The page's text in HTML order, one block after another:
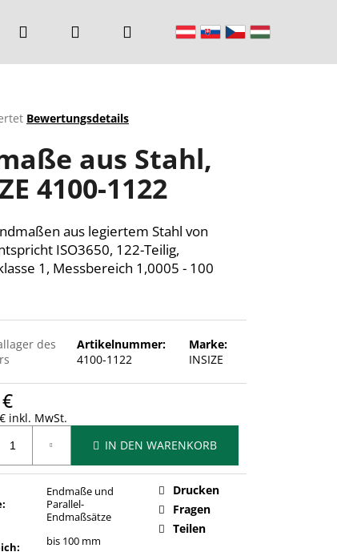
Suchen Warenkorb
Bewertungsdetails
aus Stahl,
4100-1122
aus legiertem Stahl von
ISO3650, 122-Teilig,
1, Messbereich 1,0005 - 100
des
Artikelnummer:
4100-1122
Marke:
INSIZE
inkl. MwSt.
IN DEN WARENKORB
:
Endmaße und
Parallel-
Endmaßsätze
:
bis 100 mm
Drucken
Fragen
Teilen